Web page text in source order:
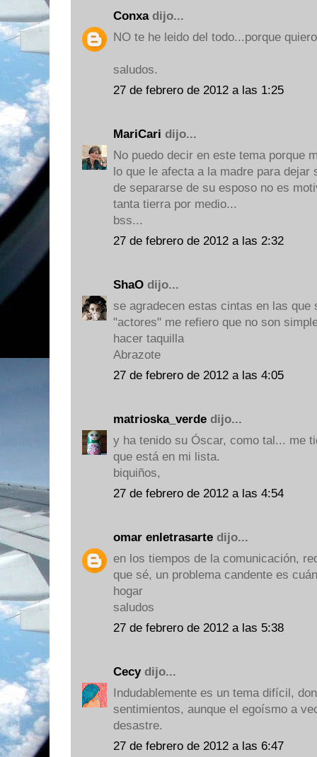
Conxadijo...
NO te he leido del todo...porque
saludos.
27 de febrero de 2012 a las 1:25
MariCari dijo...
No puedo decir en este tema porque
lo que le afecta a la madre para dejar
de separarse de su esposo no es
tanta tierra por medio...
bss...
27 de febrero de 2012 a las 2:32
ShaO dijo...
se agradecen estas cintas en las que
"actores" me refiero que no son
hacer taquilla
Abrazote
27 de febrero de 2012 a las 4:05
matrioska_verde dijo...
y ha tenido su Óscar, como tal... me
que está en mi lista.
biquiños,
27 de febrero de 2012 a las 4:54
omar enletrasarte dijo...
en los tiempos de la comunicación,
que sé, un problema candente es
hogar
saludos
27 de febrero de 2012 a las 5:38
Cecydijo...
Indudablemente es un tema difícil,
sentimientos, aunque el egoísmo a
desastre.
27 de febrero de 2012 a las 6:47